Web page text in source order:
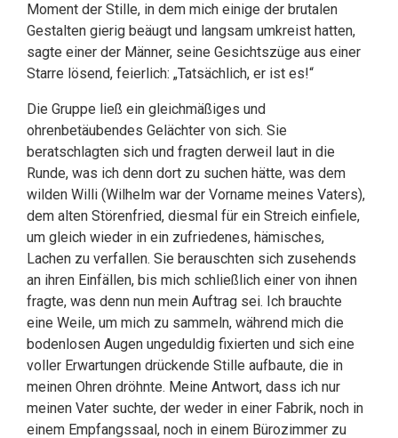
Moment der Stille, in dem mich einige der brutalen
Gestalten gierig beäugt und langsam umkreist hatten,
sagte einer der Männer, seine Gesichtszüge aus einer
Starre lösend, feierlich: „Tatsächlich, er ist es!“
Die Gruppe ließ ein gleichmäßiges und
ohrenbetäubendes Gelächter von sich. Sie
beratschlagten sich und fragten derweil laut in die
Runde, was ich denn dort zu suchen hätte, was dem
wilden Willi (Wilhelm war der Vorname meines Vaters),
dem alten Störenfried, diesmal für ein Streich einfiele,
um gleich wieder in ein zufriedenes, hämisches,
Lachen zu verfallen. Sie berauschten sich zusehends
an ihren Einfällen, bis mich schließlich einer von ihnen
fragte, was denn nun mein Auftrag sei. Ich brauchte
eine Weile, um mich zu sammeln, während mich die
bodenlosen Augen ungeduldig fixierten und sich eine
voller Erwartungen drückende Stille aufbaute, die in
meinen Ohren dröhnte. Meine Antwort, dass ich nur
meinen Vater suchte, der weder in einer Fabrik, noch in
einem Empfangssaal, noch in einem Bürozimmer zu